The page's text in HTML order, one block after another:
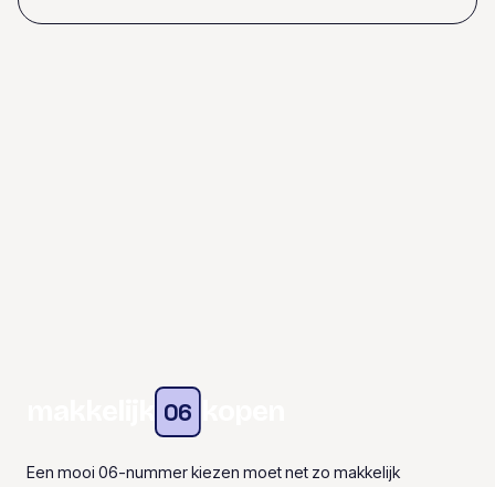
06
Een mooi 06-nummer kiezen moet net zo makkelijk